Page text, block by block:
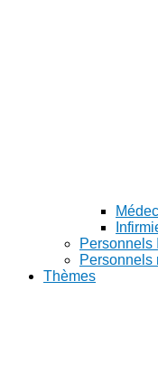
Personnels
Personnels
Thèmes